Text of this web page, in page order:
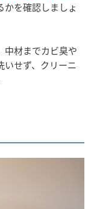
かを確認しましょ
中材までカビ臭や
いせず、クリーニ